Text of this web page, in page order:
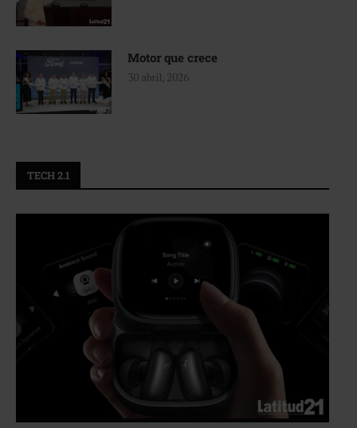
Motor que crece
30 abril, 2026
TECH 2.1